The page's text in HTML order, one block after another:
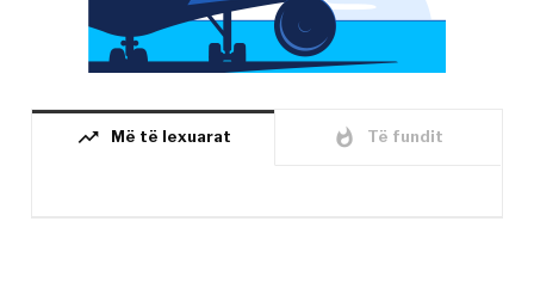
trending_up Më të lexuarat whatshot Të fundit